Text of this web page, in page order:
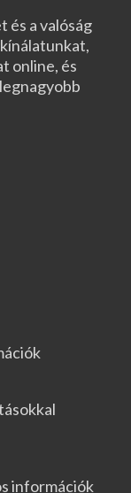
és a valóság
online, és
információk